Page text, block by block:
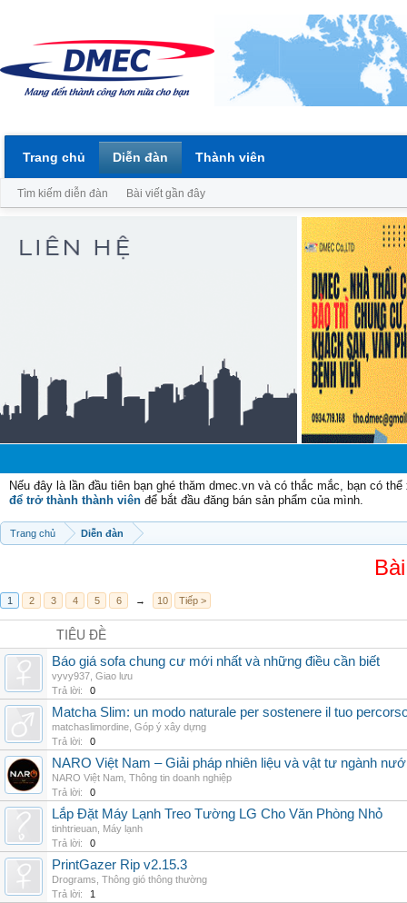
Nếu đây là lần đầu tiên bạn ghé thăm dmec.vn và có thắc mắc, bạn có
để trở thành thành viên để bắt đầu đăng bán sản phẩm của mình.
Trang chủ Diễn đàn
1 2 3 4 5 6 → 10 Tiếp >
TIÊU ĐỀ
Báo giá sofa chung cư mới nhất và những điều cần biết
vyvy937 Giao lưu
Trả lời:
0
Matcha Slim: un modo naturale per sostenere il tuo
matchaslimordine Góp ý xây dựng
Trả lời:
0
NARO Việt Nam – Giải pháp nhiên liệu và vật tư ngành
NARO Việt Nam Thông tin doanh nghiệp
Trả lời:
0
Lắp Đặt Máy Lạnh Treo Tường LG Cho Văn Phòng Nhỏ
tinhtrieuan Máy lạnh
Trả lời:
0
PrintGazer Rip v2.15.3
Drograms Thông gió thông thường
Trả lời:
1
Trang chủ Diễn đàn
Tìm kiếm diễn đàn Bài viết gần đây
Thành viên